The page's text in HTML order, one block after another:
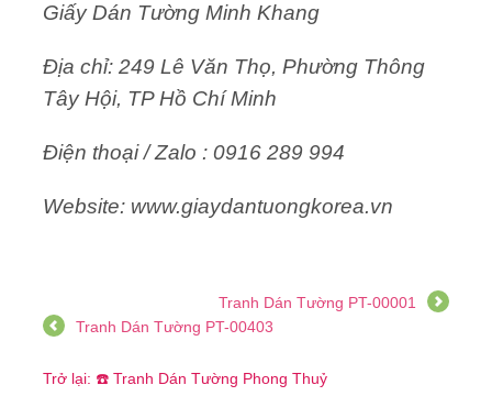
Giấy Dán Tường Minh Khang
Địa chỉ: 249 Lê Văn Thọ, Phường Thông
Tây Hội, TP Hồ Chí Minh
Điện thoại / Zalo : 0916 289 994
Website: www.giaydantuongkorea.vn
Tranh Dán Tường PT-00001
Tranh Dán Tường PT-00403
Trở lại: ☎️ Tranh Dán Tường Phong Thuỷ